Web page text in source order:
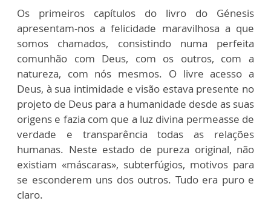
Os primeiros capítulos do livro do Génesis
apresentam-nos a felicidade maravilhosa a que
somos chamados, consistindo numa perfeita
comunhão com Deus, com os outros, com a
natureza, com nós mesmos. O livre acesso a
Deus, à sua intimidade e visão estava presente no
projeto de Deus para a humanidade desde as suas
origens e fazia com que a luz divina permeasse de
verdade e transparência todas as relações
humanas. Neste estado de pureza original, não
existiam «máscaras», subterfúgios, motivos para
se esconderem uns dos outros. Tudo era puro e
claro.